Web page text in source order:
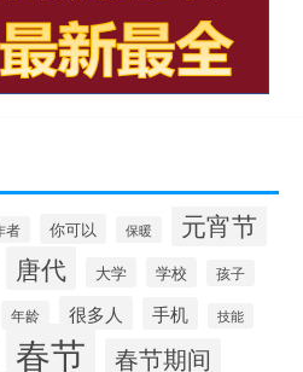
者 你可以 保暖 元宵节
唐代 大学 学校 孩子
年龄 很多人 手机 技能
春节 春节期间